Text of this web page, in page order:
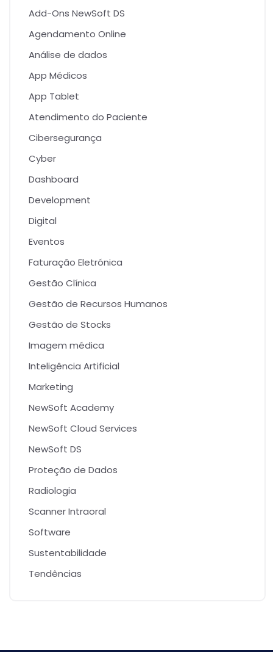
Add-Ons NewSoft DS
Agendamento Online
Análise de dados
App Médicos
App Tablet
Atendimento do Paciente
Cibersegurança
Cyber
Dashboard
Development
Digital
Eventos
Faturação Eletrónica
Gestão Clínica
Gestão de Recursos Humanos
Gestão de Stocks
Imagem médica
Inteligência Artificial
Marketing
NewSoft Academy
NewSoft Cloud Services
NewSoft DS
Proteção de Dados
Radiologia
Scanner Intraoral
Software
Sustentabilidade
Tendências